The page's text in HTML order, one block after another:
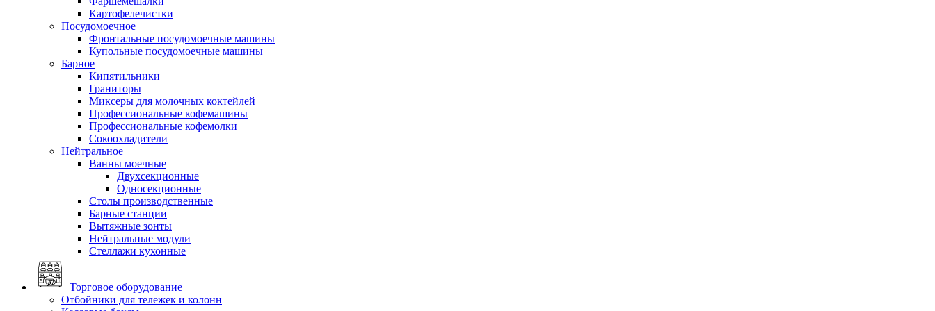
Картофелечистки
Посудомоечное
Фронтальные посудомоечные машины
Купольные посудомоечные машины
Барное
Кипятильники
Граниторы
Миксеры для молочных коктейлей
Профессиональные кофемашины
Профессиональные кофемолки
Сокоохладители
Нейтральное
Ванны моечные
Двухсекционные
Односекционные
Столы производственные
Барные станции
Вытяжные зонты
Нейтральные модули
Стеллажи кухонные
Торговое оборудование
Отбойники для тележек и колонн